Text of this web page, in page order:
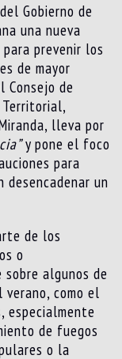
Gobierno de
una nueva
para prevenir los
de mayor
Consejo de
lleva por
y pone el foco
para
desencadenar un
de los
o
algunos de
como el
especialmente
de fuegos
o la